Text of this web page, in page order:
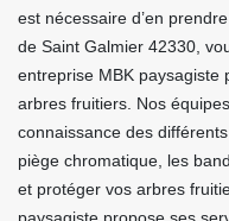
est nécessaire d’en
de Saint Galmier 42330,
entreprise MBK paysagiste
arbres fruitiers. Nos
connaissance des
piège chromatique, les
et protéger vos arbres